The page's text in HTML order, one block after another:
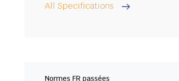
All Specifications
Normes FR passées